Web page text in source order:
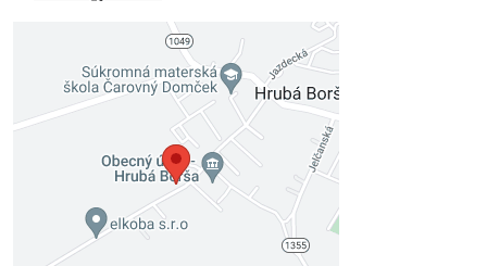
Externý obsah je blokovaný
Voľbami súkromia
Prajete si načítať externý obsah?
Povoliť tentokrát
Povoliť a zapamätať - súhlas s